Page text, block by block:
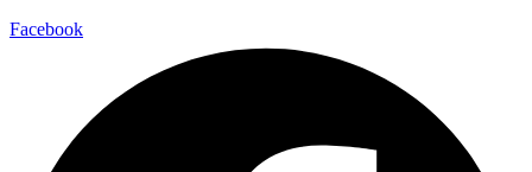
Facebook